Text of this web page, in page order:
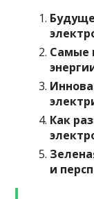
Самые
Как
и